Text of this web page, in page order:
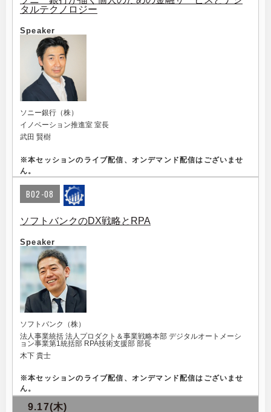
タルテクノロジー
Speaker
ソニー銀行（株）
イノベーション推進室 室長
武田 賢樹
※本セッションのライブ配信、オンデマンド配信はございませ
ん。
B02-08
ソフトバンクのDX戦略とRPA
Speaker
ソフトバンク（株）
法人事業統括 法人プロダクト＆事業戦略本部 デジタルオートメーシ
ョン事業第1統括部 RPA技術支援部 部長
木下 貴士
※本セッションのライブ配信、オンデマンド配信はございませ
ん。
9.17(木)